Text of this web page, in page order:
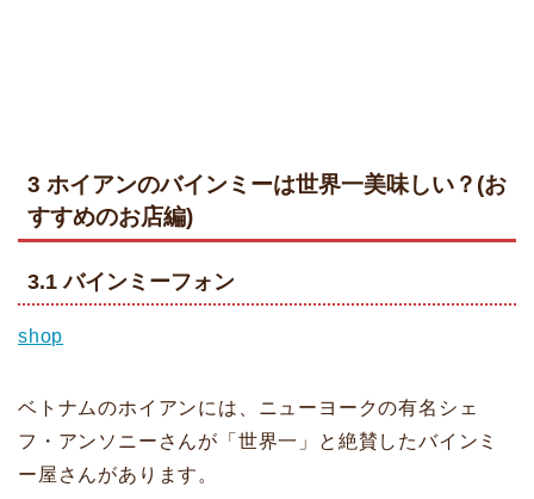
3 ホイアンのバインミーは世界一美味しい？(お
すすめのお店編)
3.1 バインミーフォン
shop
ベトナムのホイアンには、ニューヨークの有名シェ
フ・アンソニーさんが「世界一」と絶賛したバインミ
ー屋さんがあります。